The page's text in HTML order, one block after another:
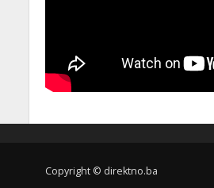
Copyright © direktno.ba